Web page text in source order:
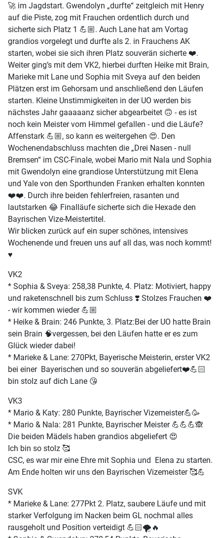
🚀 im Jagdstart. Gwendolyn „durfte“ zeitgleich mit Henry
auf die Piste, zog mit Frauchen ordentlich durch und
sicherte sich Platz 1 💪🏼. Auch Lane hat am Vortag
grandios vorgelegt und durfte als 2. in Frauchens AK
starten, wobei sie sich ihren Platz souverän sicherte ❤️.
Weiter ging’s mit dem VK2, hierbei durften Heike mit Brain,
Marieke mit Lane und Sophia mit Sveya auf den beiden
Plätzen erst im Gehorsam und anschließend den Läufen
starten. Kleine Unstimmigkeiten in der UO werden bis
nächstes Jahr gaaaaanz sicher abgearbeitet 🙃 - es ist
noch kein Meister vom Himmel gefallen - und die Läufe?
Affenstark 💪🏼, so kann es weitergehen 😍. Den
Wochenendabschluss machten die „Drei Nasen - null
Bremsen“ im CSC-Finale, wobei Mario mit Nala und Sophia
mit Gwendolyn eine grandiose Unterstützung mit Elena
und Yale von den Sporthunden Franken erhalten konnten
❤️❤️. Durch ihre beiden fehlerfreien, rasanten und
lautstarken 😂 Finalläufe sicherte sich die Hexade den
Bayrischen Vize-Meistertitel.
Wir blicken zurück auf ein super schönes, intensives
Wochenende und freuen uns auf all das, was noch kommt!
♥️
VK2
* Sophia & Sveya: 258,38 Punkte, 4. Platz: Motiviert, happy
und raketenschnell bis zum Schluss ❣️ Stolzes Frauchen ❤️
- wir kommen wieder 💪🏼
* Heike & Brain: 246 Punkte, 3. Platz:Bei der UO hatte Brain
sein Brain 🧠vergessen, bei den Läufen hatte er es zum
Glück wieder dabei!
* Marieke & Lane: 270Pkt, Bayerische Meisterin, erster VK2
bei einer Bayerischen und so souverän abgeliefert❤️💪🏻
bin stolz auf dich Lane 😘
VK3
* Mario & Katy: 280 Punkte, Bayrischer Vizemeister💪🥳
* Mario & Nala: 281 Punkte, Bayrischer Meister 💪💪💪🙈
Die beiden Mädels haben grandios abgeliefert 😍
Ich bin so stolz 🥰
CSC, es war mir eine Ehre mit Sophia und Elena zu starten.
Am Ende holten wir uns den Bayrischen Vizemeister 🥰💪
SVK
* Marieke & Lane: 277Pkt 2. Platz, saubere Läufe und mit
starker Verfolgung im Nacken beim GL nochmal alles
rausgeholt und Position verteidigt 💪🏻🌪️🔥